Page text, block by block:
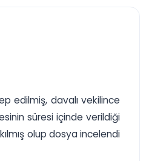
edilmiş, davalı vekilince
süresi içinde verildiği
olup dosya incelendi